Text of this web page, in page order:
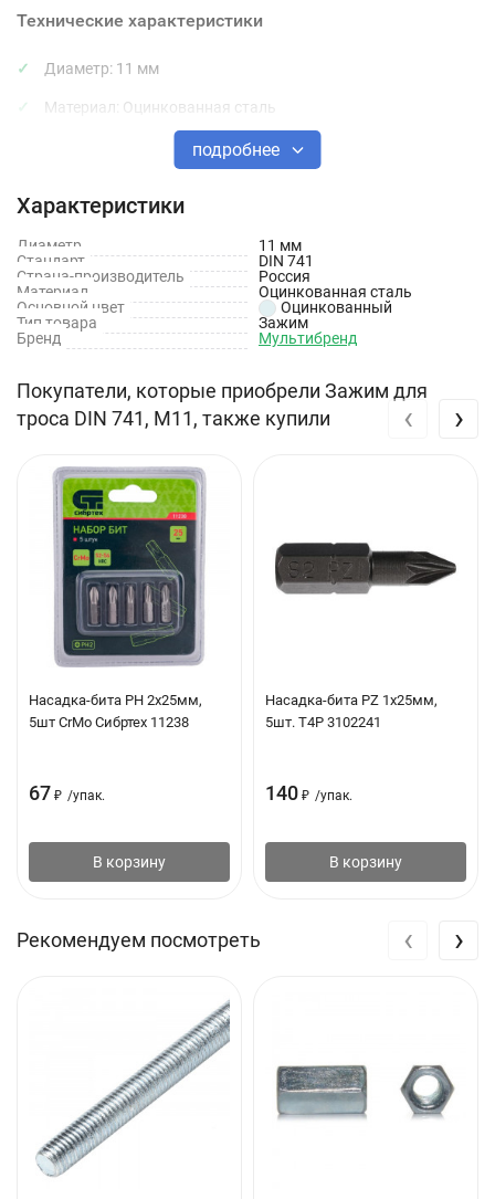
Технические характеристики
Диаметр: 11 мм
Материал: Оцинкованная сталь
подробнее
Характеристики
Диаметр
11 мм
Стандарт
DIN 741
Страна-производитель
Россия
Материал
Оцинкованная сталь
Основной цвет
Оцинкованный
Тип товара
Зажим
Бренд
Мультибренд
Покупатели, которые приобрели Зажим для
троса DIN 741, М11, также купили
Насадка-бита PH 2х25мм,
5шт CrMo Сибртех 11238
67 ₽ /упак.
В корзину
Насадка-бита PZ 1х25мм,
5шт. T4P 3102241
140 ₽ /упак.
В корзину
‹ ›
Рекомендуем посмотреть ‹ ›